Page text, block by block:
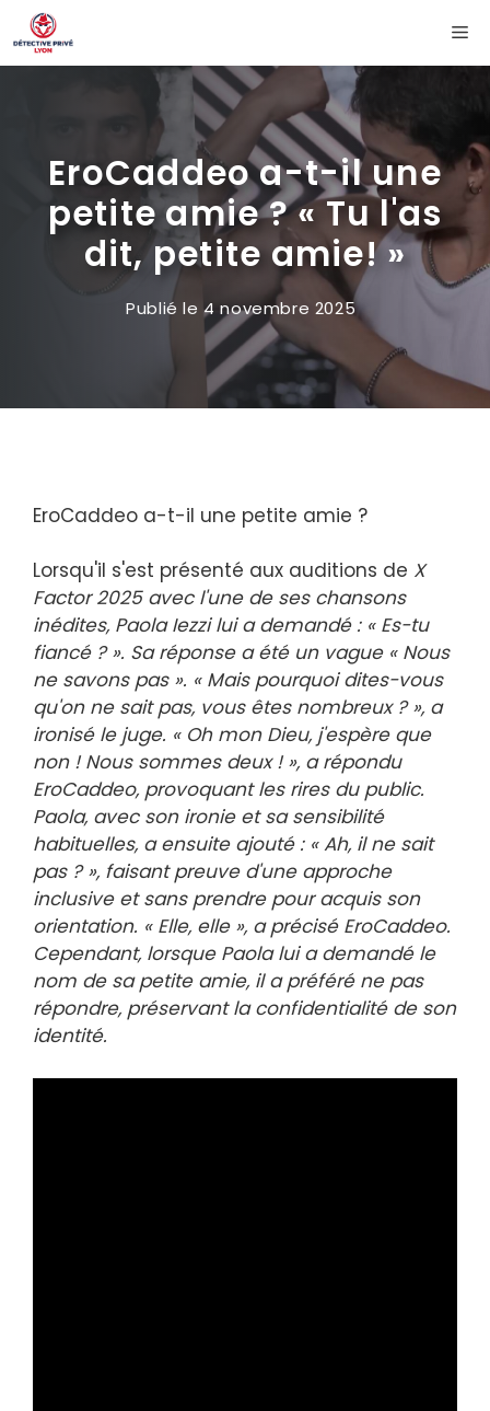
Aller
au
contenu
EroCaddeo a-t-il une
petite amie ? « Tu l'as
dit, petite amie! »
Publié le4 novembre 2025
EroCaddeo a-t-il une petite amie ?
Lorsqu'il s'est présenté aux auditions de X
Factor 2025 avec l'une de ses chansons
inédites, Paola Iezzi lui a demandé : « Es-tu
fiancé ? ». Sa réponse a été un vague « Nous
ne savons pas ». « Mais pourquoi dites-vous
qu'on ne sait pas, vous êtes nombreux ? », a
ironisé le juge. « Oh mon Dieu, j'espère que
non ! Nous sommes deux ! », a répondu
EroCaddeo, provoquant les rires du public.
Paola, avec son ironie et sa sensibilité
habituelles, a ensuite ajouté : « Ah, il ne sait
pas ? », faisant preuve d'une approche
inclusive et sans prendre pour acquis son
orientation. « Elle, elle », a précisé EroCaddeo.
Cependant, lorsque Paola lui a demandé le
nom de sa petite amie, il a préféré ne pas
répondre, préservant la confidentialité de son
identité.